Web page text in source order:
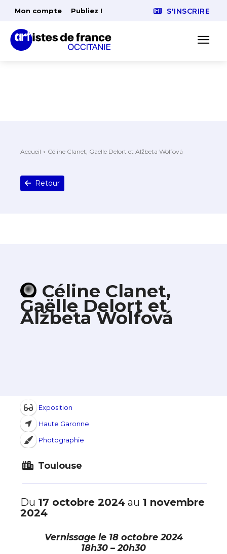
Mon compte Publiez ! S'INSCRIRE
Accueil Céline Clanet, Gaëlle Delort et Alžbeta Wolfová
Retour
Céline Clanet,
Gaëlle Delort et
Alžbeta Wolfová
Exposition
Haute Garonne
Photographie
Toulouse
Du 17 octobre 2024 au 1 novembre
2024
Vernissage le 18 octobre 2024
18h30 – 20h30